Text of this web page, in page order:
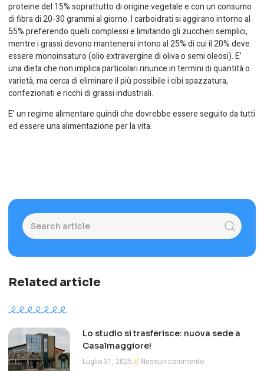
proteine del 15% soprattutto di origine vegetale e con un consumo
di fibra di 20-30 grammi al giorno. I carboidrati si aggirano intorno al
55% preferendo quelli complessi e limitando gli zuccheri semplici,
mentre i grassi devono mantenersi intono al 25% di cui il 20% deve
essere monoinsaturo (olio extravergine di oliva o semi oleosi). E’
una dieta che non implica particolari rinunce in termini di quantità o
varietà, ma cerca di eliminare il più possibile i cibi spazzatura,
confezionati e ricchi di grassi industriali.
E’ un regime alimentare quindi che dovrebbe essere seguito da tutti
ed essere una alimentazione per la vita.
Related article
Lo studio si trasferisce: nuova sede a
Casalmaggiore!
Luglio 31, 2025
Nessun commento